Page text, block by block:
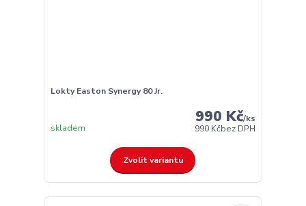
Lokty Easton Synergy 80 Jr.
990 Kč/ks
990 Kčbez DPH
skladem
Zvolit variantu